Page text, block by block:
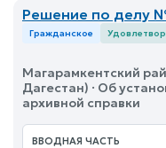
Решение по делу
Гражданское
Магарамкентский
Дагестан) · Об
архивной справки
ВВОДНАЯ ЧАСТЬ